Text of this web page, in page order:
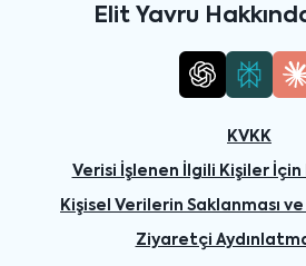
Elit Yavru
KVKK
Verisi İşlenen İlgili Kişiler İçin
Kişisel Verilerin Saklanması ve
Ziyaretçi